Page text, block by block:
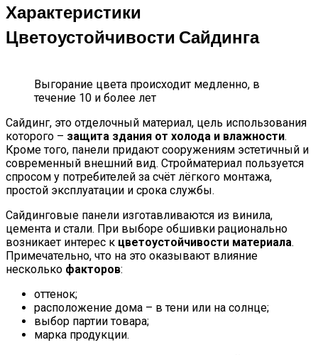
Характеристики
Цветоустойчивости Сайдинга
Выгорание цвета происходит медленно, в
течение 10 и более лет
Сайдинг, это отделочный материал, цель использования
которого – защита здания от холода и влажности.
Кроме того, панели придают сооружениям эстетичный и
современный внешний вид. Стройматериал пользуется
спросом у потребителей за счёт лёгкого монтажа,
простой эксплуатации и срока службы.
Сайдинговые панели изготавливаются из винила,
цемента и стали. При выборе обшивки рационально
возникает интерес к цветоустойчивости материала.
Примечательно, что на это оказывают влияние
несколько факторов:
оттенок;
расположение дома – в тени или на солнце;
выбор партии товара;
марка продукции.